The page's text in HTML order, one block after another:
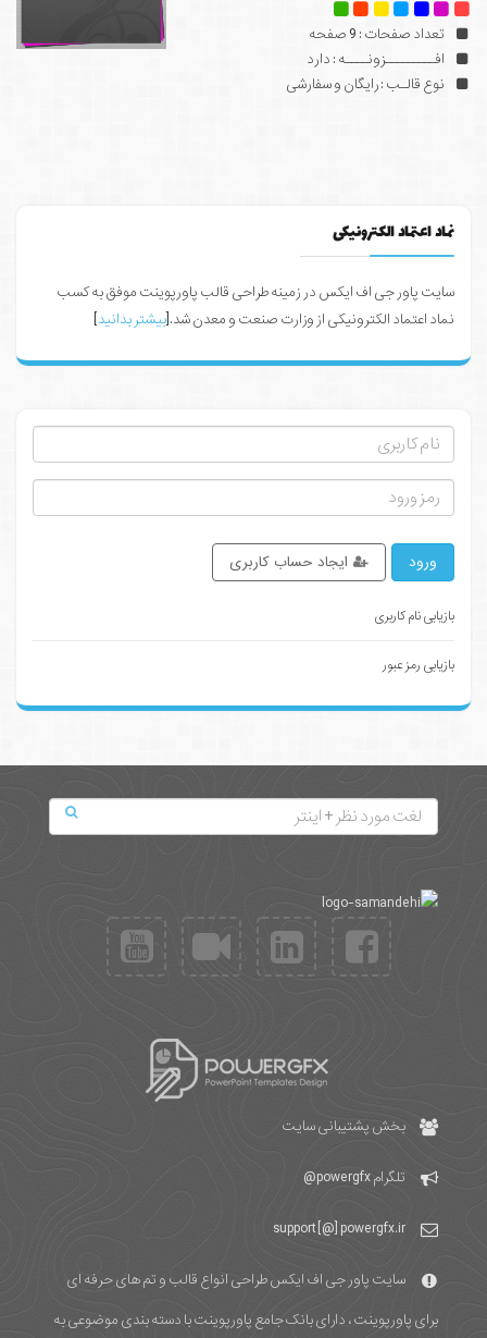
تعداد صفحات : 9 صفحه
افـــــــــزونــــه : دارد
نوع قالـب : رایگان و سفارشی
نماد اعتماد الکترونیکی
سایت پاور جی اف ایکس در زمینه طراحی قالب پاورپوینت موفق به کسب
نماد اعتماد الکترونیکی از وزارت صنعت و معدن شد.[بیشتر بدانید]
ورود ایجاد حساب کاربری
بازیابی نام کاربری
بازیابی رمز عبور
بخش پشتیبانی سایت
تلگرامpowergfx@
سایت پاور جی اف ایکس طراحی انواع قالب و تم های حرفه ای
برای پاورپوینت ، دارای بانک جامع پاورپوینت با دسته بندی موضوعی به